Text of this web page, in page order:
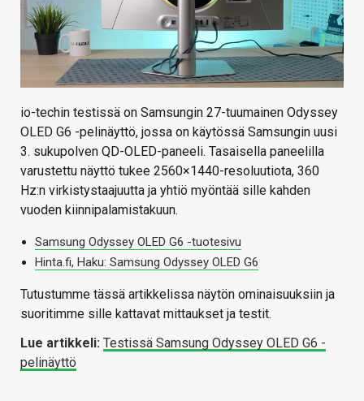
HAKU
io-techin testissä on Samsungin 27-tuumainen Odyssey
OLED G6 -pelinäyttö, jossa on käytössä Samsungin uusi
3. sukupolven QD-OLED-paneeli. Tasaisella paneelilla
varustettu näyttö tukee 2560×1440-resoluutiota, 360
Hz:n virkistystaajuutta ja yhtiö myöntää sille kahden
vuoden kiinnipalamistakuun.
Samsung Odyssey OLED G6 -tuotesivu
Hinta.fi, Haku: Samsung Odyssey OLED G6
Tutustumme tässä artikkelissa näytön ominaisuuksiin ja
suoritimme sille kattavat mittaukset ja testit.
Lue artikkeli: Testissä Samsung Odyssey OLED G6 -
pelinäyttö